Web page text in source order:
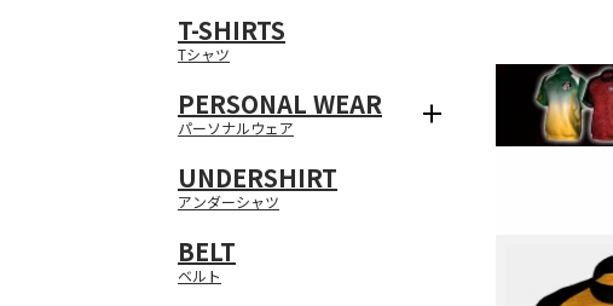
T-SHIRTS
Tシャツ
PERSONAL WEAR
パーソナルウェア
UNDERSHIRT
アンダーシャツ
BELT
ベルト
SHOWROOM
野球ユニフォームウェアブラ
ユニフォーム制作にあたり商
薄手生地
厚手オックスフォード生地
ハトメ加工
マイクロファイバー